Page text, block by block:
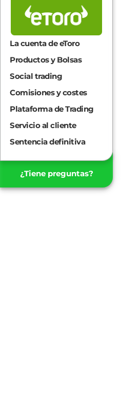
La cuenta de eToro
Productos y Bolsas
Social trading
Comisiones y costes
Plataforma de Trading
Servicio al cliente
Sentencia definitiva
¿Tiene preguntas?